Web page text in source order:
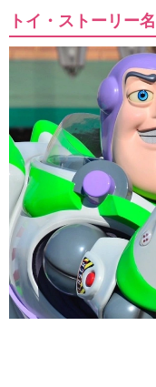
トイ・ストーリー